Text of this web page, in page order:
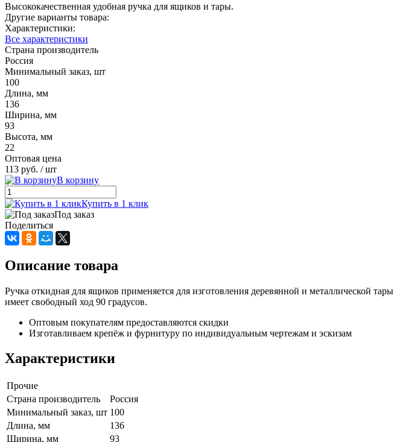
Высококачественная удобная ручка для ящиков и тары.
Другие варианты товара:
Характеристики:
Все характеристики
Страна производитель
Россия
Минимальный заказ, шт
100
Длина, мм
136
Ширина, мм
93
Высота, мм
22
Оптовая цена
113 руб. / шт
В корзину
Купить в 1 клик
Под заказ
Поделиться
Описание товара
Ручка откидная для ящиков применяется для изготовления деревянной и металлической
имеет свободный ход 90 градусов.
Оптовым покупателям предоставляются скидки
Изготавливаем крепёж и фурнитуру по индивидуальным чертежам и эскизам
Характеристики
Прочие
Страна производитель
Россия
Минимальный заказ, шт 100
Длина, мм
136
Ширина, мм
93